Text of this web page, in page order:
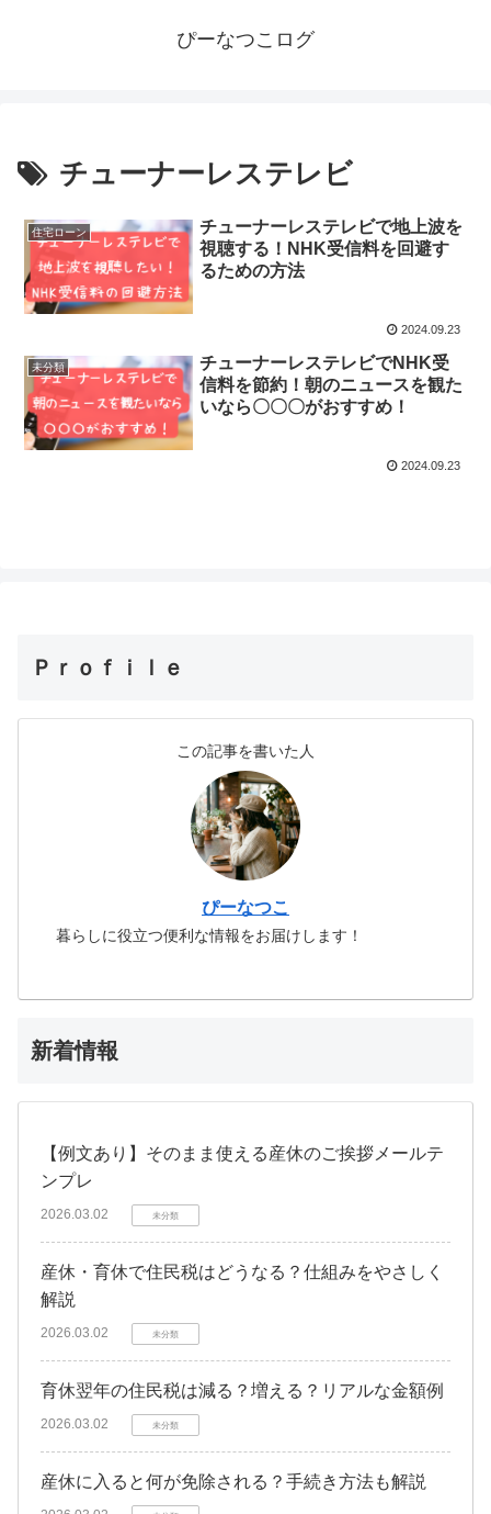
ぴーなつこログ
チューナーレステレビ
住宅ローン
チューナーレステレビで地上波を
視聴する！NHK受信料を回避す
るための方法
2024.09.23
未分類
チューナーレステレビでNHK受
信料を節約！朝のニュースを観た
いなら〇〇〇がおすすめ！
2024.09.23
Ｐｒｏｆｉｌｅ
この記事を書いた人
ぴーなつこ
暮らしに役立つ便利な情報をお届けします！
新着情報
【例文あり】そのまま使える産休のご挨拶メールテ
ンプレ
2026.03.02 未分類
産休・育休で住民税はどうなる？仕組みをやさしく
解説
2026.03.02 未分類
育休翌年の住民税は減る？増える？リアルな金額例
2026.03.02 未分類
産休に入ると何が免除される？手続き方法も解説